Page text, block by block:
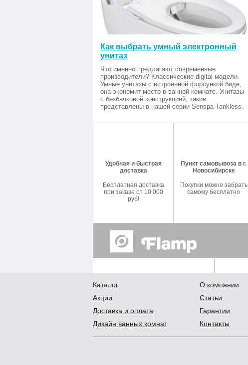
Как выбрать умный электронный
унитаз
Что именно предлагают современные
производители? Классические digital модели.
Умные унитазы с встроенной форсункой биде,
она экономит место в ванной комнате. Унитазы
с безбачковой конструкцией, такие
представлены в нашей серии Senspa Tankless.
Удобная и быстрая
доставка
Бесплатная доставка
при заказе от 10 000
руб!
Пункт самовывоза в г.
Новосибирске
Покупки можно забрать
самому бесплатно
Каталог
Акции
Доставка и оплата
Дизайн ванных комнат
О компании
Статьи
Гарантии
Контакты